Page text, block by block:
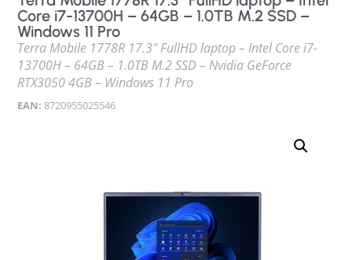
Core i7-13700H – 64GB – 1.0TB M.2 SSD –
Windows 11 Pro
Terra Mobile 1778R 17.3″ FullHD laptop – Intel Core i7-
13700H – 64GB – 1.0TB M.2 SSD – Nvidia GeForce
RTX3050 4GB – Windows 11 Pro
EAN: 8720955025546